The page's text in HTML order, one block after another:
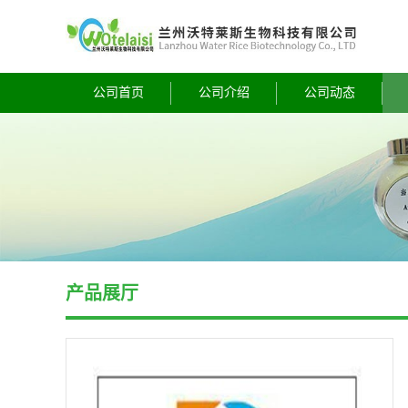
公司首页 公司介绍 公司动态
产品展厅